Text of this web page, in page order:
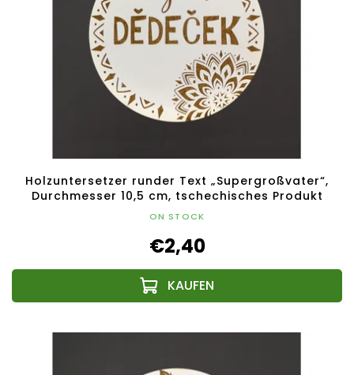
Holzuntersetzer runder Text „Supergroßvater“,
Durchmesser 10,5 cm, tschechisches Produkt
ON STOCK
€2,40